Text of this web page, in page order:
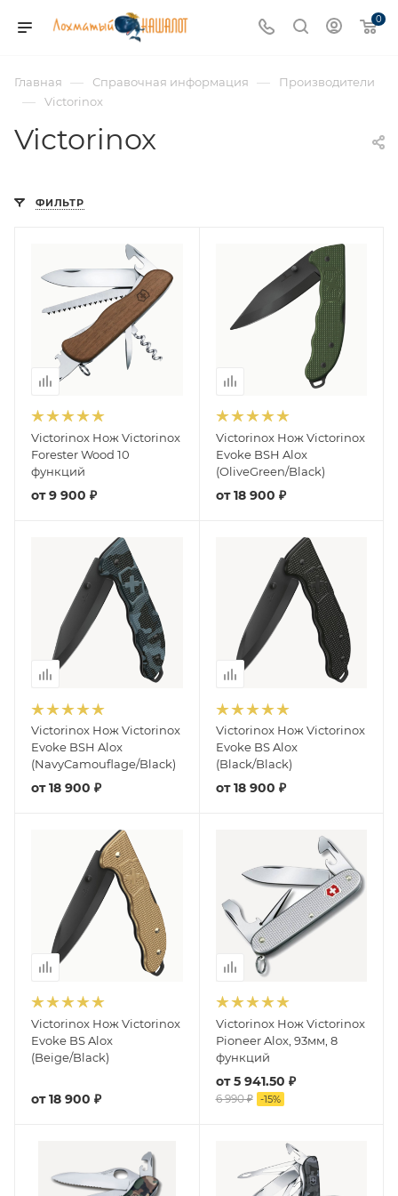
0
Главная — Справочная информация — Производители
— Victorinox
Victorinox
ФИЛЬТР
Victorinox Нож Victorinox
Forester Wood 10
функций
от9 900 ₽
Victorinox Нож Victorinox
Evoke BSH Alox
(OliveGreen/Black)
от18 900 ₽
Victorinox Нож Victorinox
Evoke BSH Alox
(NavyCamouflage/Black)
от18 900 ₽
Victorinox Нож Victorinox
Evoke BS Alox
(Black/Black)
от18 900 ₽
Victorinox Нож Victorinox
Evoke BS Alox
(Beige/Black)
от18 900 ₽
Victorinox Нож Victorinox
Pioneer Alox, 93мм, 8
функций
от5 941.50 ₽
6 990 ₽ -15%